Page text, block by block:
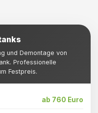
und Demontage von
Professionelle
Festpreis.
ab 760 Euro